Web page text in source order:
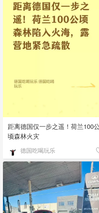
距离德国仅一步之遥！荷兰100
顷森林火灾
德国吃喝玩乐